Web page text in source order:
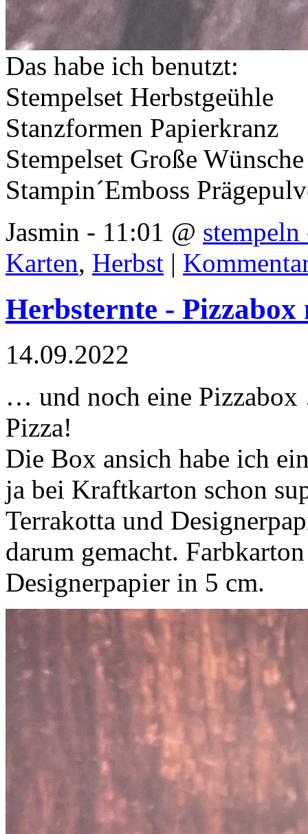
Das habe ich benutzt:
Stempelset Herbstgeühle
Stanzformen Papierkranz
Stempelset Große Wünsche
Stampin´Emboss
Jasmin - 11:01 @
Karten, Herbst |
Herbsternte -
14.09.2022
… und noch eine
Pizza!
Die Box ansich habe ich
ja bei Kraftkarton schon
Terrakotta und
darum gemacht.
Designerpapier in 5 cm.